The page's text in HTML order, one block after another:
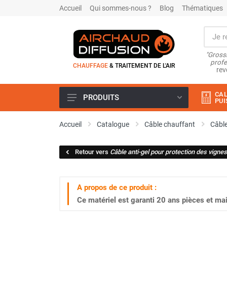
Accueil Qui sommes-nous ? Blog Thématiques
CHAUFFAGE & TRAITEMENT DE L'AIR
Climatiseur
Climatiseur mobile résidentiel et
Rafraîchisseur d'air
Rafraichisseur d'air mobile
PRODUITS
Accueil Catalogue Câble chauffant
Retour vers Câble anti-gel pour protection des vignes
A propos de ce produit :
Ce matériel est garanti 20 ans pièces et